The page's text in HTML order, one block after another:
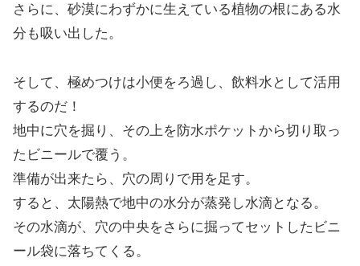
さらに、砂漠にわずかに生えている植物の根にある水
分も吸い出した。
そして、極めつけは小便をろ過し、飲料水として活用
するのだ！
地中に穴を掘り、その上を防水ポケットから切り取っ
たビニールで覆う。
準備が出来たら、穴の周りで用を足す。
すると、太陽熱で地中の水分が蒸発し水滴となる。
その水滴が、穴の中央をさらに掘ってセットしたビニ
ール袋に落ちてくる。